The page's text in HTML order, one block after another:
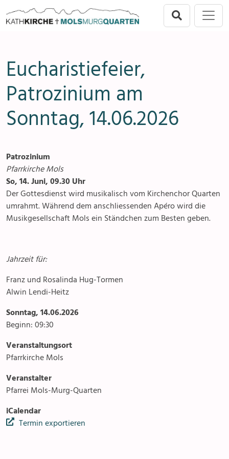
Direkt zur Hauptnavigation springen
Direkt zum Inhalt springen
Eucharistiefeier,
Patrozinium am
Sonntag, 14.06.2026
Patrozinium
Pfarrkirche Mols
So, 14. Juni, 09.30 Uhr
Der Gottesdienst wird musikalisch vom Kirchenchor Quarten
umrahmt. Während dem anschliessenden Apéro wird die
Musikgesellschaft Mols ein Ständchen zum Besten geben.
Jahrzeit für:
Franz und Rosalinda Hug-Tormen
Alwin Lendi-Heitz
Sonntag, 14.06.2026
Beginn: 09:30
Veranstaltungsort
Pfarrkirche Mols
Veranstalter
Pfarrei Mols-Murg-Quarten
iCalendar
Termin exportieren
Menu
Flums
Berschis-Tscherlach
Walenstadt
Mols-Murg-Quarten
Gottesdienste
Angebote & Sakramente
Kontakte
Aktuelles & Fotogalerien
Gruppen & Vereine
Kirchen & Kapellen